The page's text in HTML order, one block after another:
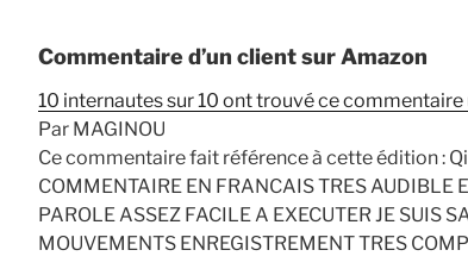
Commentaire d’un client sur Amazon
10 internautes sur 10 ont trouvé ce commentaire
Par MAGINOU
Ce commentaire fait référence à cette édition :
COMMENTAIRE EN FRANCAIS TRES AUDIBLE
PAROLE ASSEZ FACILE A EXECUTER JE SUIS
MOUVEMENTS ENREGISTREMENT TRES